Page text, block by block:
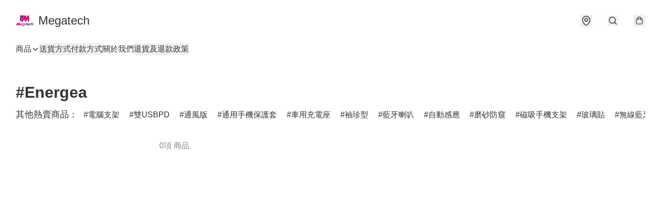
Megatech
商品 送貨方式付款方式關於我們退貨及退款政策
#Energea
其他熱賣商品： 電腦支架 雙USBPD 通風版 通用手機保護套 車用充電座 袖珍型 藍牙喇叭 自動感應 磨砂防窺 磁吸手機支架 玻璃貼 無線藍牙耳
0項 商品